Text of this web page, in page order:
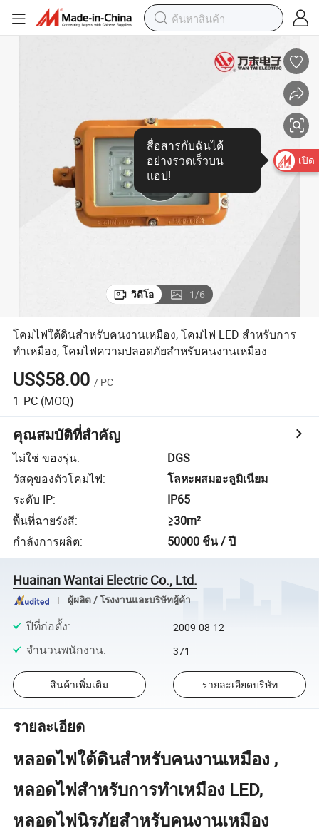
วิดีโอ 1/6
โคมไฟใต้ดินสำหรับคนงานเหมือง, โคมไฟ LED สำหรับการ
ทำเหมือง, โคมไฟความปลอดภัยสำหรับคนงานเหมือง
US$58.00 / PC
1 PC (MOQ)
คุณสมบัติที่สำคัญ
ไม่ใช่ ของรุ่น:
DGS
วัสดุของตัวโคมไฟ:
โลหะผสมอะลูมิเนียม
ระดับ IP:
IP65
พื้นที่ฉายรังสี:
≥30m²
กำลังการผลิต: 50000 ชิ้น / ปี
Huainan Wantai Electric Co., Ltd.
ผู้ผลิต / โรงงานและบริษัทผู้ค้า
ปีที่ก่อตั้ง: 2009-08-12
จำนวนพนักงาน: 371
สินค้าเพิ่มเติม รายละเอียดบริษัท
รายละเอียด
หลอดไฟใต้ดินสำหรับคนงานเหมือง ,
หลอดไฟสำหรับการทำเหมือง LED,
หลอดไฟนิรภัยสำหรับคนงานเหมือง
เปิด
สื่อสารกับฉันได้
อย่างรวดเร็วบน
แอป!